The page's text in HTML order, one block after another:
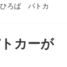
ろば パトカ
カーが